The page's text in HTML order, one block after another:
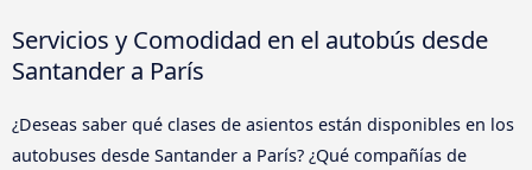
Servicios y Comodidad en el autobús desde
Santander a París
¿Deseas saber qué clases de asientos están disponibles en los
autobuses desde Santander a París? ¿Qué compañías de